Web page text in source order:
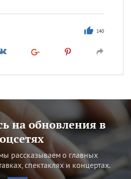
140
на обновления в
рассказываем о главных
спектаклях и концертах.